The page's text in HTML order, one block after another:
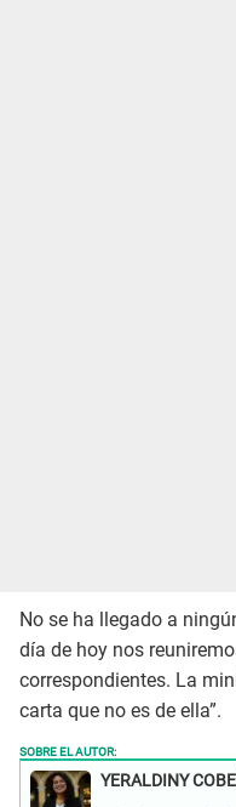
No se ha llegado a
día de hoy nos
correspondientes. La
carta que no es de ella”.
SOBRE EL AUTOR:
YERALDINY